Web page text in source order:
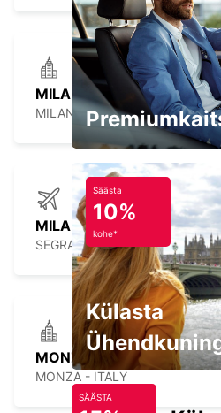
MILAN VIALE SARCA
MILANO - ITALY
MILAN LINATE
SEGRATE - ITALY
MONZA
MONZA - ITALY
Säästa
10%
kohe*
Külasta
SÄÄSTA